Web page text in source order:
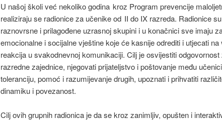
U našoj školi već nekoliko godina kroz Program prevencije
realiziraju se radionice za učenike od II do IX razreda. Radionice
raznovrsne i prilagođene uzrasnoj skupini i u konačnici sve imaju
emocionalne i socijalne vještine koje će kasnije odrediti i utjecati na
reakcija u svakodnevnoj komunikaciji. Cilj je osvijestiti
razredne zajednice, njegovati prijateljstvo i poštovanje među
toleranciju, pomoć i razumijevanje drugih, upoznati i prihvatiti
dinamiku i povezanost.
Cilj ovih grupnih radionica je da se kroz zanimljiv, opušten i